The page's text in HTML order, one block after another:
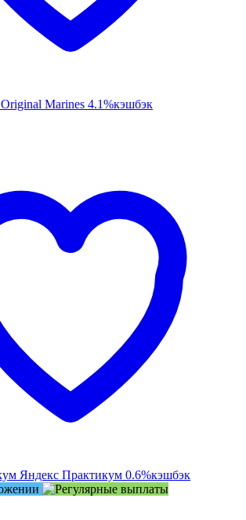
Original Marines 4.1%кэшбэк
Яндекс Практикум 0.6%кэшбэк